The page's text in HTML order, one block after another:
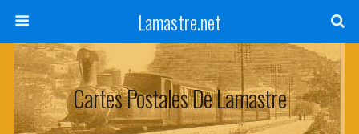
Lamastre.net
Cartes Postales De Lamastre